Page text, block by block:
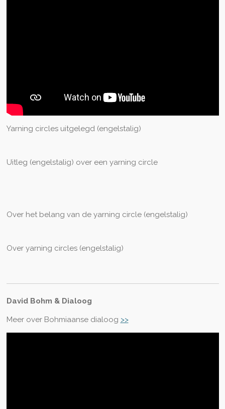
Yarning circles uitgelegd (engelstalig)
Uitleg (engelstalig) over een yarning circle
Over het belang van de yarning circle (engelstalig)
Over yarning circles (engelstalig)
David Bohm & Dialoog
Meer over Bohmiaanse dialoog >>